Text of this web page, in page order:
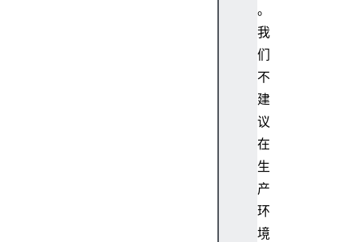
。
我
们
不
建
议
在
生
产
环
境